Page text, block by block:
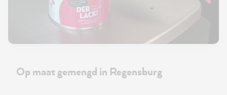
Op maat gemengd in Regensburg